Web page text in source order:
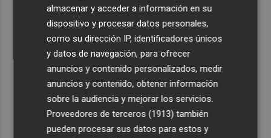
Una gran cadena humana de cariño y reivindicación se
vuelve a abrazar en las playas por el Mar Menor
Recibe toda la actualidad de
Plaza Podcast en tu correo
almacenar y acceder a información en su
dispositivo y procesar datos personales,
como su dirección IP, identificadores únicos
y datos de navegación, para ofrecer
anuncios y contenido personalizados, medir
anuncios y contenido, obtener información
sobre la audiencia y mejorar los servicios.
Proveedores de terceros (1913) también
pueden procesar sus datos para estos y